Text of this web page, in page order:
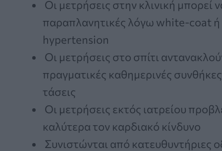
Οι μετρήσεις στην κλινική μπορεί
παραπλανητικές λόγω white-coat
hypertension
Οι μετρήσεις στο σπίτι
πραγματικές καθημερινές
τάσεις
Οι μετρήσεις εκτός ιατρείου
καλύτερα τον καρδιακό κίνδυνο
Συνιστώνται από κατευθυντήριες